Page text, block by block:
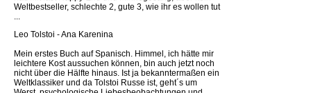
Weltbestseller, schlechte 2, gute 3, wie ihr es wollen tut
Leo Tolstoi - Ana Karenina
Mein erstes Buch auf Spanisch. Himmel, ich hätte mir
leichtere Kost aussuchen können, bin auch jetzt noch
nicht über die Hälfte hinaus. Ist ja bekanntermaßen ein
Weltklassiker und da Tolstoi Russe ist, geht´s um